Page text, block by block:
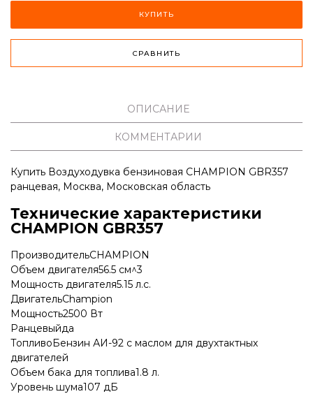
КУПИТЬ
СРАВНИТЬ
ОПИСАНИЕ
КОММЕНТАРИИ
Купить Воздуходувка бензиновая CHAMPION GBR357
ранцевая, Москва, Московская область
Технические характеристики
CHAMPION GBR357
ПроизводительCHAMPION
Объем двигателя56.5 см^3
Мощность двигателя5.15 л.с.
ДвигательChampion
Мощность2500 Вт
Ранцевыйда
ТопливоБензин АИ-92 c маслом для двухтактных
двигателей
Объем бака для топлива1.8 л.
Уровень шума107 дБ